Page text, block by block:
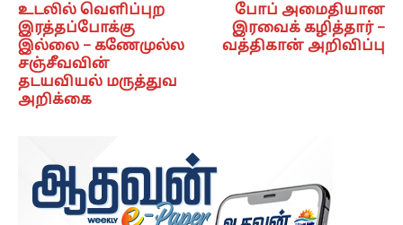
உடலில் வெளிப்புற
இரத்தப்போக்கு
இல்லை – கணேமுல்ல
சஞ்சீவவின்
தடயவியல் மருத்துவ
அறிக்கை
போப் அமைதியான
இரவைக் கழித்தார் –
வத்திகான் அறிவிப்பு